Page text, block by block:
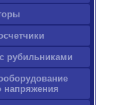
рубильниками
напряжения